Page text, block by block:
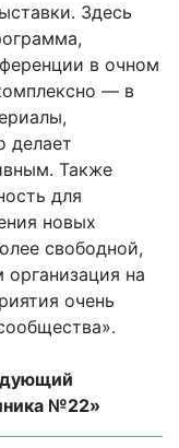
Здесь
в очном
— в
делает
Также
для
новых
свободной,
организация на
очень
№22»